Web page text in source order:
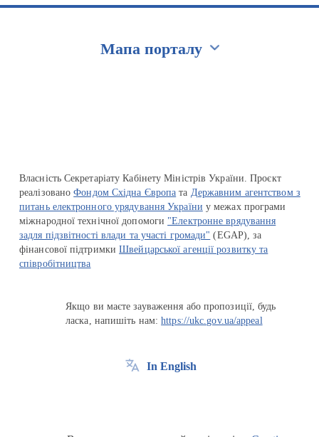
Мапа порталу
Власність Секретаріату Кабінету Міністрів України. Проєкт
реалізованоФондом Східна Європа та Державним агентством з
питань електронного урядування України у межах програми
міжнародної технічної допомоги "Електронне врядування
задля підзвітності влади та участі громади" (EGAP), за
фінансової підтримкиШвейцарської агенції розвитку та
співробітництва
Якщо ви маєте зауваження або пропозиції, будь
ласка, напишіть нам:https://ukc.gov.ua/appeal
In English